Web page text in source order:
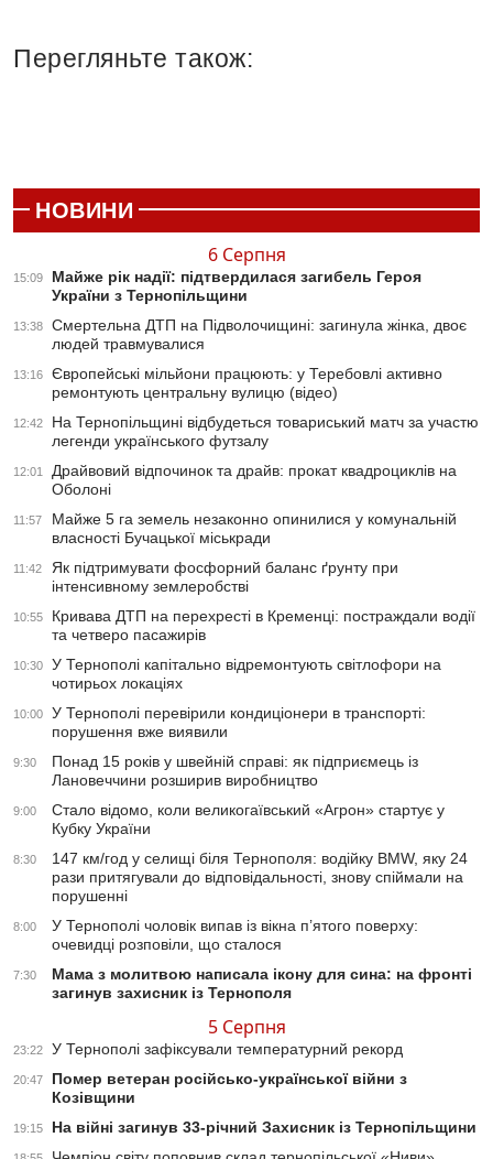
Перегляньте також:
НОВИНИ
6 Серпня
15:09
Майже рік надії: підтвердилася загибель Героя
України з Тернопільщини
13:38
Смертельна ДТП на Підволочищині: загинула жінка, двоє
людей травмувалися
13:16
Європейські мільйони працюють: у Теребовлі активно
ремонтують центральну вулицю (відео)
12:42
На Тернопільщині відбудеться товариський матч за участю
легенди українського футзалу
12:01
Драйвовий відпочинок та драйв: прокат квадроциклів на
Оболоні
11:57
Майже 5 га земель незаконно опинилися у комунальній
власності Бучацької міськради
11:42
Як підтримувати фосфорний баланс ґрунту при
інтенсивному землеробстві
10:55
Кривава ДТП на перехресті в Кременці: постраждали водії
та четверо пасажирів
10:30
У Тернополі капітально відремонтують світлофори на
чотирьох локаціях
10:00
У Тернополі перевірили кондиціонери в транспорті:
порушення вже виявили
9:30
Понад 15 років у швейній справі: як підприємець із
Лановеччини розширив виробництво
9:00
Стало відомо, коли великогаївський «Агрон» стартує у
Кубку України
8:30
147 км/год у селищі біля Тернополя: водійку BMW, яку 24
рази притягували до відповідальності, знову спіймали на
порушенні
8:00
У Тернополі чоловік випав із вікна п’ятого поверху:
очевидці розповіли, що сталося
7:30
Мама з молитвою написала ікону для сина: на фронті
загинув захисник із Тернополя
5 Серпня
23:22 У Тернополі зафіксували температурний рекорд
20:47
Помер ветеран російсько-української війни з
Козівщини
19:15 На війні загинув 33-річний Захисник із Тернопільщини